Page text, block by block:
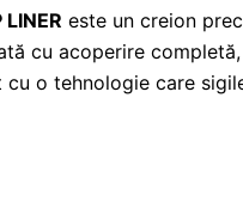
LINER este un creion
cu acoperire
o tehnologie care